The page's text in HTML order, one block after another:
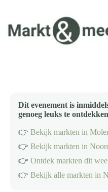
inhoud
Dit evenement is
genoeg leuks te
👉 Bekijk markten in
👉 Bekijk markten in
👉 Ontdek markten dit
👉 Bekijk alle markten in